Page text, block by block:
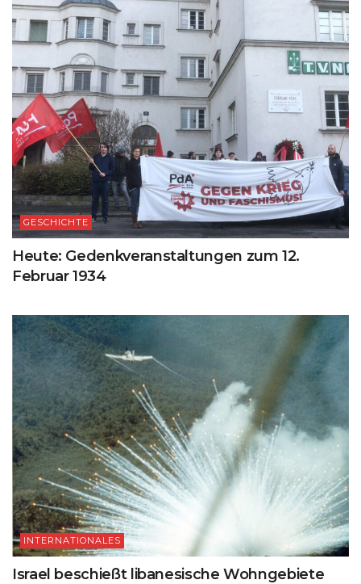
GESCHICHTE
Heute: Gedenkveranstaltungen zum 12.
Februar 1934
INTERNATIONALES
Israel beschießt libanesische Wohngebiete